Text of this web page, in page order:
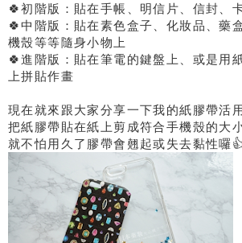
🍀初階版：貼在手帳、明信片、信封、
🍀中階版：貼在素色盒子、化妝品、藥
機殼等等隨身小物上
🍀進階版：貼在筆電的鍵盤上、或是用
上拼貼作畫
現在就來跟大家分享一下我的紙膠帶活
把紙膠帶貼在紙上剪成符合手機殼的大
就不怕用久了膠帶會翹起或失去黏性囉